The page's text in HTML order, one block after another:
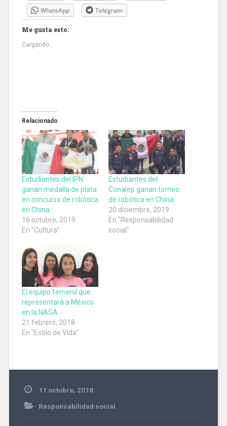
WhatsApp
Telegram
Me gusta esto:
Cargando...
Relacionado
Estudiantes del IPN
ganan medalla de plata
en concurso de robótica
en China
16 octubre, 2019
En "Cultura"
Estudiantes del
Conalep ganan torneo
de robótica en China
20 diciembre, 2019
En "Responsabilidad
social"
El equipo femenil que
representará a México
en la NASA
21 febrero, 2018
En "Estilo de Vida"
11 octubre, 2018
Responsabilidad social